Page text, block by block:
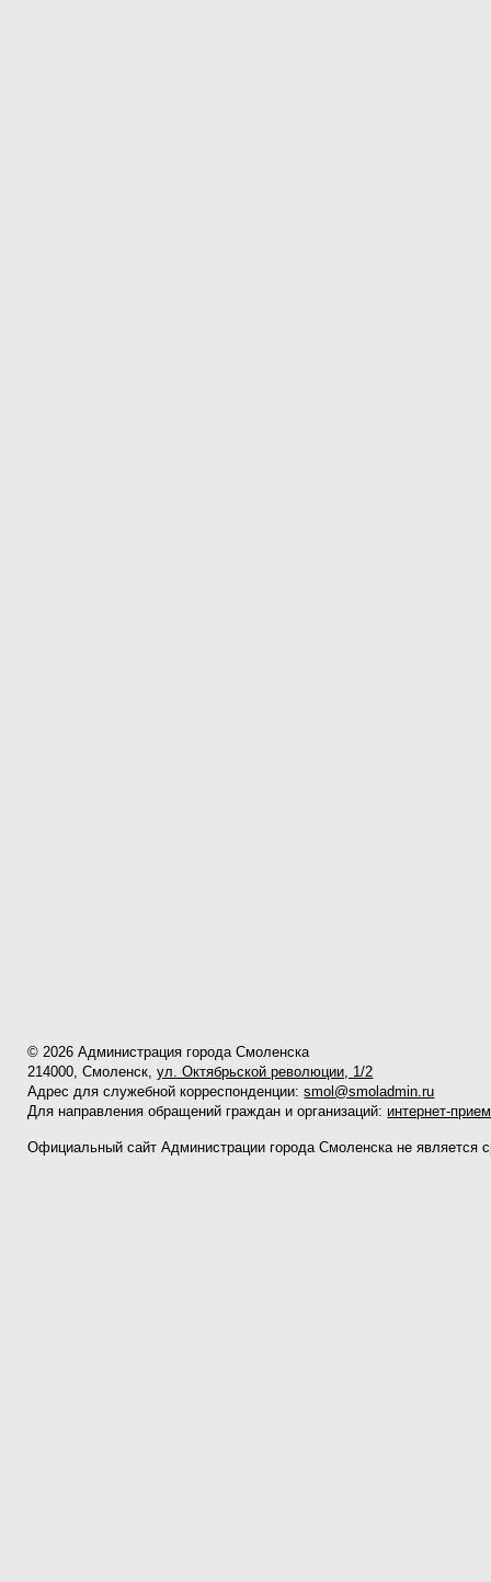
© 2026 Администрация города Смоленска
214000, Смоленск,ул. Октябрьской революции, 1/2
Адрес для служебной корреспонденции:smol@smoladmin.ru
Для направления обращений граждан и организаций: интернет-
Официальный сайт Администрации города Смоленска не является